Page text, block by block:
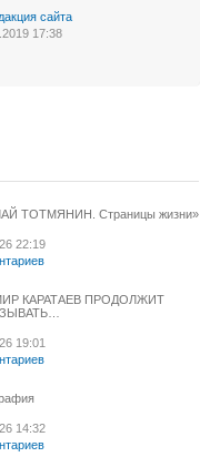
сайта
17:38
ТОТМЯНИН. Страницы жизни»
22:19
КАРАТАЕВ ПРОДОЛЖИТ
19:01
14:32